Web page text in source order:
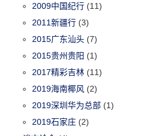
2009中国纪行 (11)
2011新疆行 (3)
2015广东汕头 (7)
2015贵州贵阳 (1)
2017精彩吉林 (11)
2019海南椰风 (2)
2019深圳华为总部 (1)
2019石家庄 (2)